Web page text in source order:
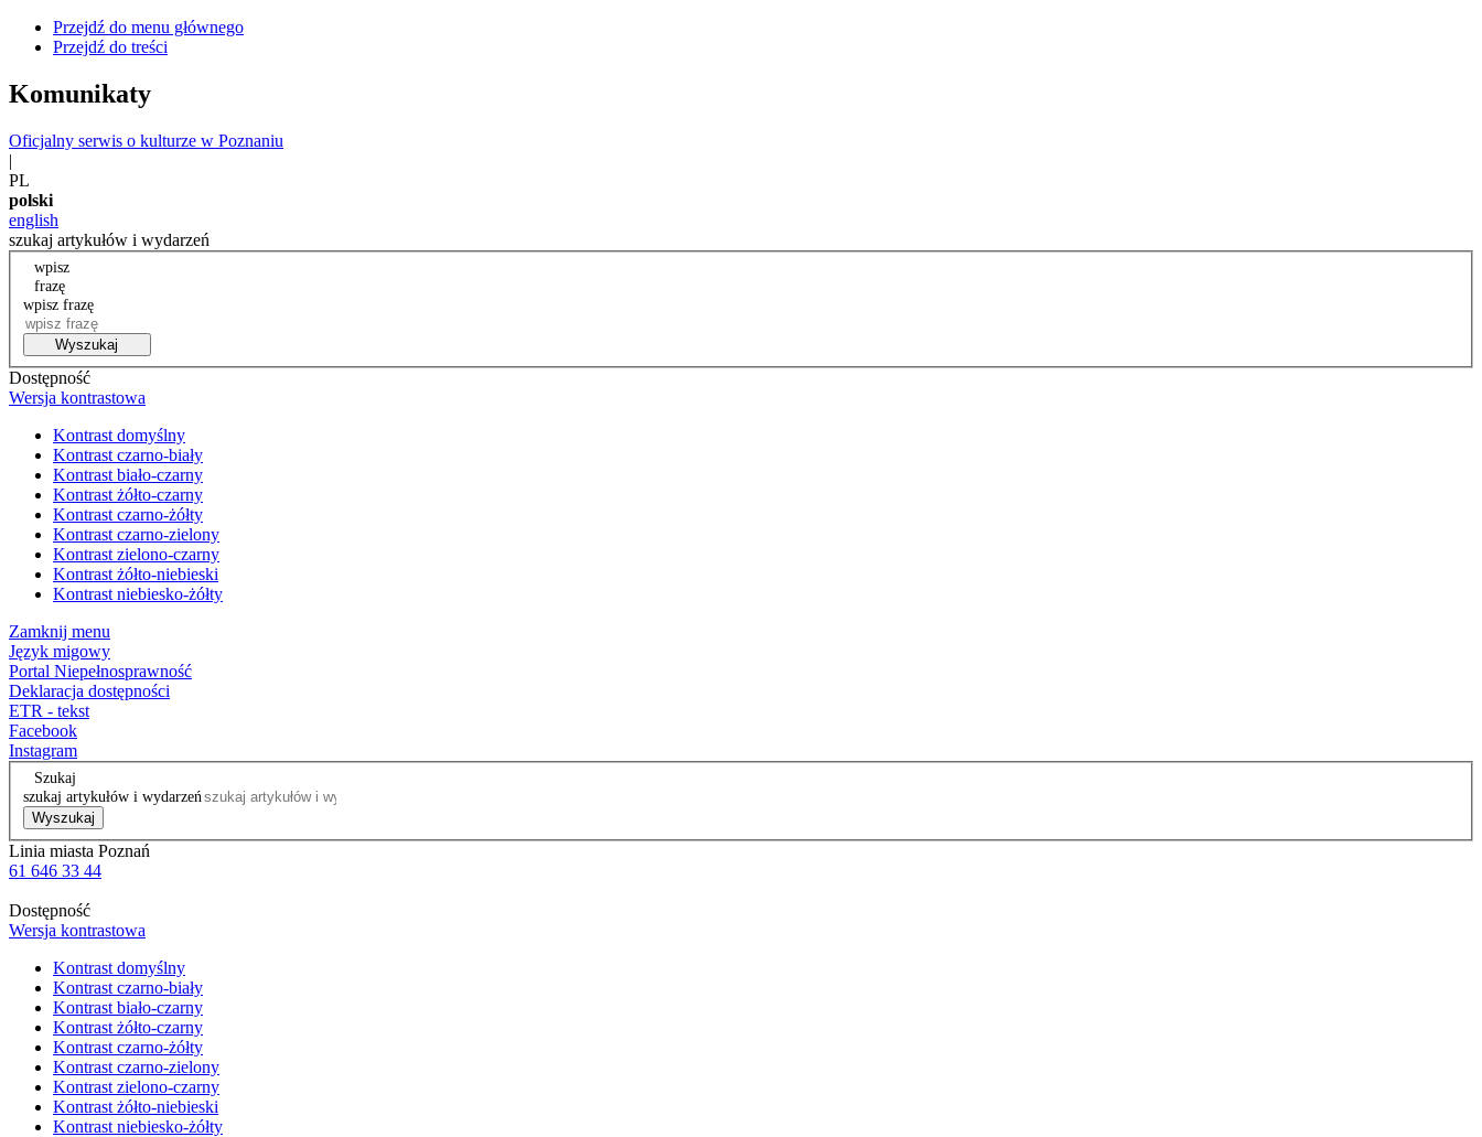
Przejdź do menu głównego
Przejdź do treści
Komunikaty
Oficjalny serwis o kulturze w Poznaniu
|
PL
polski
english
szukaj artykułów i wydarzeń
wpisz
frazę
wpisz frazę
Wyszukaj
Dostępność
Wersja kontrastowa
Kontrast domyślny
Kontrast czarno-biały
Kontrast biało-czarny
Kontrast żółto-czarny
Kontrast czarno-żółty
Kontrast czarno-zielony
Kontrast zielono-czarny
Kontrast żółto-niebieski
Kontrast niebiesko-żółty
Zamknij menu
Język migowy
Portal Niepełnosprawność
Deklaracja dostępności
ETR - tekst
Facebook
Instagram
Szukaj
szukaj artykułów i wydarzeń
Wyszukaj
Linia miasta Poznań
61 646 33 44
Dostępność
Wersja kontrastowa
Kontrast domyślny
Kontrast czarno-biały
Kontrast biało-czarny
Kontrast żółto-czarny
Kontrast czarno-żółty
Kontrast czarno-zielony
Kontrast zielono-czarny
Kontrast żółto-niebieski
Kontrast niebiesko-żółty